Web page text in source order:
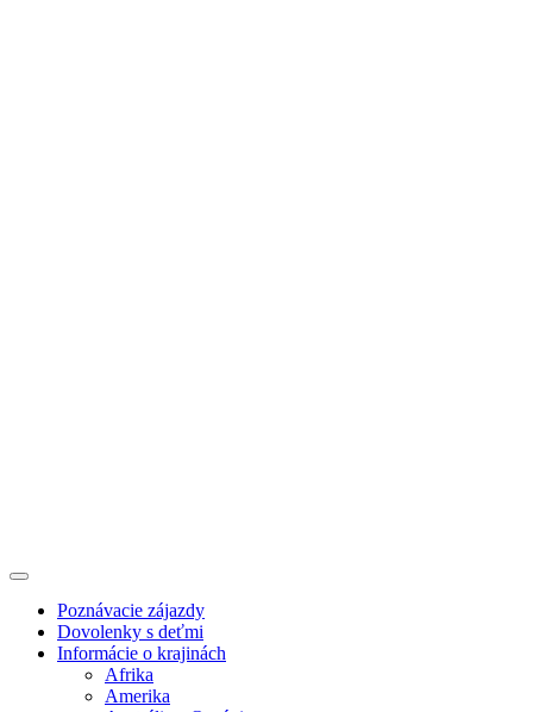
Poznávacie zájazdy
Dovolenky s deťmi
Informácie o krajinách
Afrika
Amerika